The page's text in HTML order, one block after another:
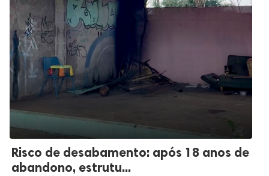
Risco de desabamento: após 18 anos de
abandono, estrutu...